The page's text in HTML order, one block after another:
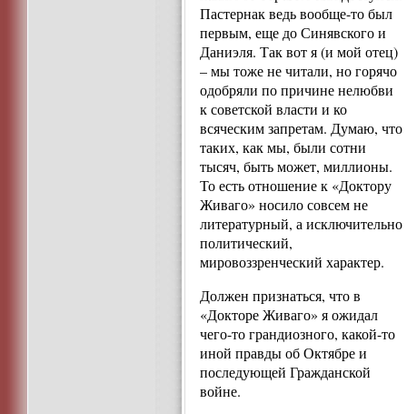
Пастернак ведь вообще-то был
первым, еще до Синявского и
Даниэля. Так вот я (и мой отец)
– мы тоже не читали, но горячо
одобряли по причине нелюбви
к советской власти и ко
всяческим запретам. Думаю, что
таких, как мы, были сотни
тысяч, быть может, миллионы.
То есть отношение к «Доктору
Живаго» носило совсем не
литературный, а исключительно
политический,
мировоззренческий характер.
Должен признаться, что в
«Докторе Живаго» я ожидал
чего-то грандиозного, какой-то
иной правды об Октябре и
последующей Гражданской
войне.